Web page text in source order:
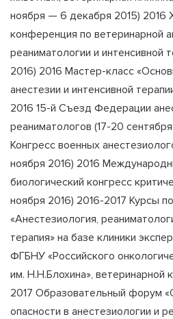
ноября — 6 декабря 2015) 2016
конференция по ветеринарной
реаниматологии и интенсивной
2016) 2016 Мастер-класс
анестезии и интенсивной
2016 15-й Съезд Федерации
реаниматологов (17-20
Конгресс военных
ноября 2016) 2016
биологический конгресс
ноября 2016) 2016-2017 Курсы
«Анестезиология,
терапия» на базе клиники
ФГБНУ «Российского
им. Н.Н.Блохина», ветеринарной
2017 Образовательный форум
опасности в анестезиологии и